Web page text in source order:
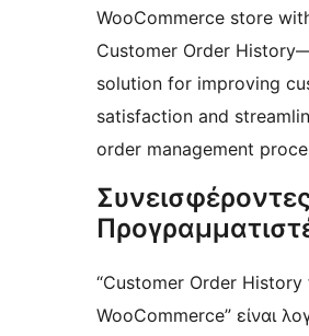
WooCommerce store
Customer Order
solution for improving
satisfaction and
order management
“Customer Order History
WooCommerce” είναι